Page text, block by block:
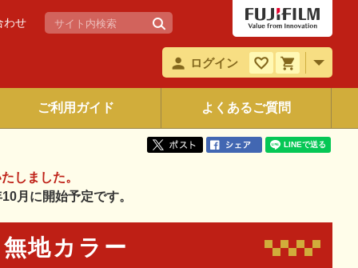
わせ
ログイン
ご利用ガイド よくあるご質問
しました。
月に開始予定です。
地カラー